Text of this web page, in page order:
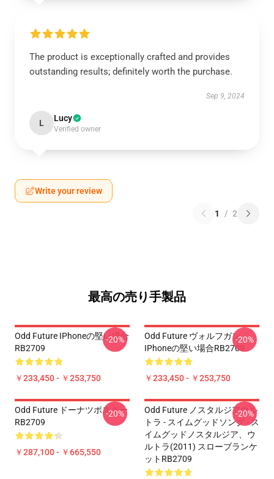
The product is exceptionally crafted and provides
outstanding results; definitely worth the purchase.
Sep 9, 2024
L Lucy
Verified owner
Write your review
1 / 2
最高の売り手製品
Odd Future IPhoneの堅い場合
RB2709
￥233,450 - ￥253,750
-20%
Odd Future ヴォルフガン
IPhoneの堅い場合RB2709
￥233,450 - ￥253,750
-20%
Odd Future ドーナツポスター
RB2709
￥287,100 - ￥665,550
-20%
Odd Future ノスタルジアウル
トラ - スイムグッドソング - ス
イムグッドノスタルジア、ウ
ルトラ(2011) スローブランケ
ットRB2709
-20%